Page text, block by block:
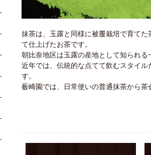
抹茶は、玉露と同様に被覆栽培で育て
て仕上げたお茶です。
朝比奈地区は玉露の産地として知られる
近年では、伝統的な点てて飲むスタイ
す。
薮崎園では、日常使いの普通抹茶から茶